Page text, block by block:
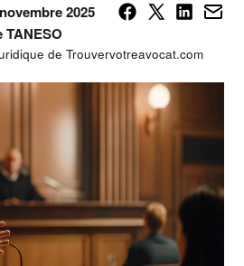
2025
TANESO
de Trouvervotreavocat.com